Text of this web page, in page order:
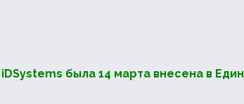
была 14 марта внесена в